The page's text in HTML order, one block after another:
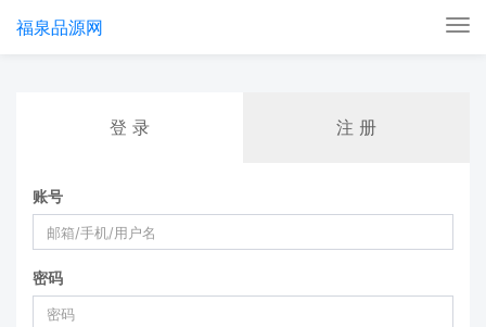
福泉品源网
登 录 注 册
账号
密码